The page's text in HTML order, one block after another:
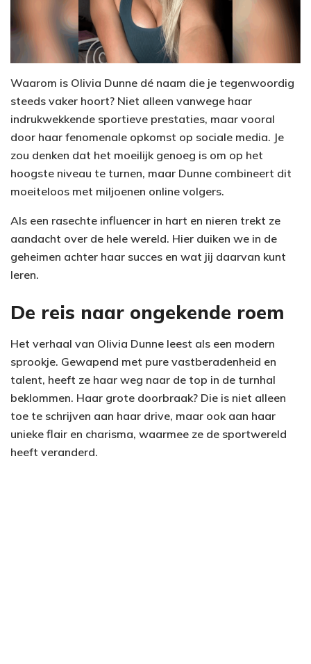
Waarom is Olivia Dunne dé naam die je tegenwoordig
steeds vaker hoort? Niet alleen vanwege haar
indrukwekkende sportieve prestaties, maar vooral
door haar fenomenale opkomst op sociale media. Je
zou denken dat het moeilijk genoeg is om op het
hoogste niveau te turnen, maar Dunne combineert dit
moeiteloos met miljoenen online volgers.
Als een rasechte influencer in hart en nieren trekt ze
aandacht over de hele wereld. Hier duiken we in de
geheimen achter haar succes en wat jij daarvan kunt
leren.
De reis naar ongekende roem
Het verhaal van Olivia Dunne leest als een modern
sprookje. Gewapend met pure vastberadenheid en
talent, heeft ze haar weg naar de top in de turnhal
beklommen. Haar grote doorbraak? Die is niet alleen
toe te schrijven aan haar drive, maar ook aan haar
unieke flair en charisma, waarmee ze de sportwereld
heeft veranderd.